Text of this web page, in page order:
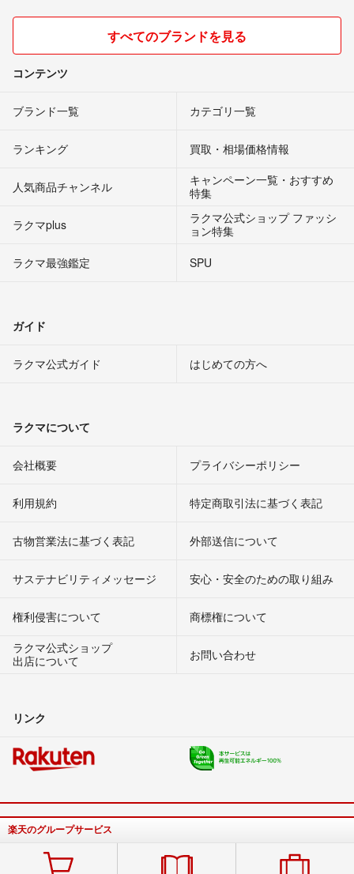
すべてのブランドを見る
コンテンツ
ブランド一覧 カテゴリ一覧
ランキング 買取・相場価格情報
人気商品チャンネル
キャンペーン一覧・おすすめ
特集
ラクマplus
ラクマ公式ショップ ファッシ
ョン特集
ラクマ最強鑑定
SPU
ガイド
ラクマ公式ガイド はじめての方へ
ラクマについて
会社概要 プライバシーポリシー
利用規約 特定商取引法に基づく表記
古物営業法に基づく表記 外部送信について
サステナビリティメッセージ 安心・安全のための取り組み
権利侵害について
商標権について
ラクマ公式ショップ
出店について
お問い合わせ
リンク
楽天のグループサービス